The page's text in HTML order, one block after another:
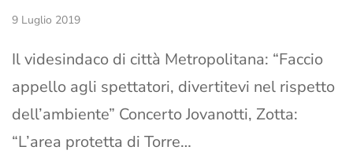
9 Luglio 2019
Il videsindaco di città Metropolitana: “Faccio
appello agli spettatori, divertitevi nel rispetto
dell’ambiente” Concerto Jovanotti, Zotta:
“L’area protetta di Torre…